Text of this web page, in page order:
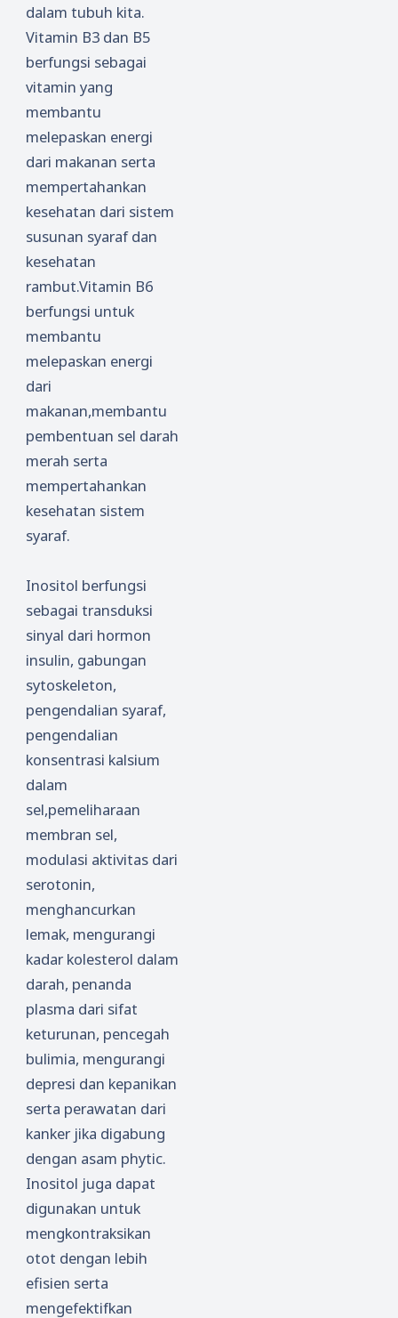
dalam tubuh kita.
Vitamin B3 dan B5
berfungsi sebagai
vitamin yang
membantu
melepaskan energi
dari makanan serta
mempertahankan
kesehatan dari sistem
susunan syaraf dan
kesehatan
rambut.Vitamin B6
berfungsi untuk
membantu
melepaskan energi
dari
makanan,membantu
pembentuan sel darah
merah serta
mempertahankan
kesehatan sistem
syaraf.
Inositol berfungsi
sebagai transduksi
sinyal dari hormon
insulin, gabungan
sytoskeleton,
pengendalian syaraf,
pengendalian
konsentrasi kalsium
dalam
sel,pemeliharaan
membran sel,
modulasi aktivitas dari
serotonin,
menghancurkan
lemak, mengurangi
kadar kolesterol dalam
darah, penanda
plasma dari sifat
keturunan, pencegah
bulimia, mengurangi
depresi dan kepanikan
serta perawatan dari
kanker jika digabung
dengan asam phytic.
Inositol juga dapat
digunakan untuk
mengkontraksikan
otot dengan lebih
efisien serta
mengefektifkan